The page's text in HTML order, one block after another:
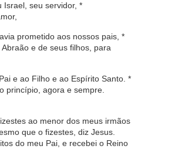
Israel, seu servidor, *
prometido aos nossos pais, *
e de seus filhos, para
e ao Filho e ao Espírito Santo. *
princípio, agora e sempre.
ao menor dos meus irmãos
que o fizestes, diz Jesus.
do meu Pai, e recebei o Reino